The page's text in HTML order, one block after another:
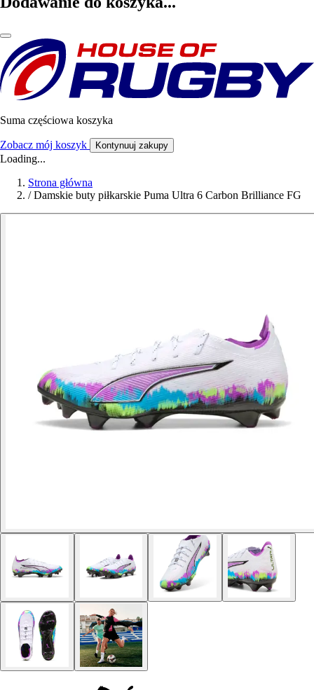
Suma częściowa koszyka
Zobacz mój koszyk Kontynuuj zakupy
Loading...
Strona główna
/ Damskie buty piłkarskie Puma Ultra 6 Carbon Brilliance FG